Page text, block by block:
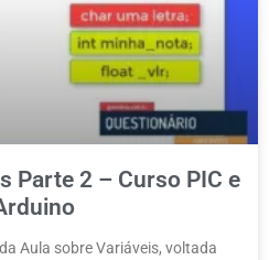
Parte 2 – Curso PIC e
Aula sobre Variáveis, voltada